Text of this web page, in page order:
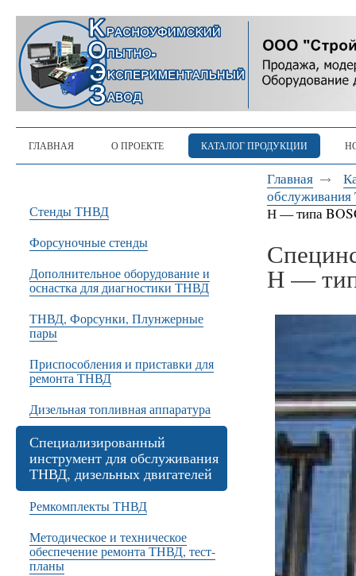
ГЛАВНАЯ О ПРОЕКТЕ КАТАЛОГ ПРОДУКЦИИ
Стенды ТНВД
Форсуночные стенды
Дополнительное оборудование и
оснастка для диагностики ТНВД
ТНВД, Форсунки, Плунжерные
пары
Приспособления и приставки для
ремонта ТНВД
Дизельная топливная аппаратура
Специализированный
инструмент для обслуживания
ТНВД, дизельных двигателей
Ремкомплекты ТНВД
Методическое и техническое
обеспечение ремонта ТНВД, тест-
планы
Главная
Н — типа
Н —